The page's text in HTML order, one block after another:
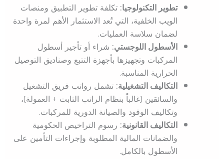
تطوير التكنولوجيا:تكلفة تطوير التطبيق ومنصات
الويب الخلفية، التي تُعد الاستثمار الأهم لمرة واحدة
لضمان سلاسة العمليات.
الأسطول اللوجستي:شراء أو تأجير أسطول
المركبات وتجهيزها بأجهزة التتبع وصناديق التوصيل
الحرارية المناسبة.
التكاليف التشغيلية:تشمل رواتب فريق التشغيل
والسائقين (غالباً بنظام الراتب الثابت + العمولة)،
وتكاليف الوقود والصيانة الدورية للمركبات.
التكاليف القانونية:رسوم التراخيص الحكومية
والضمانات المالية المطلوبة وإجراءات التأمين على
الأسطول بالكامل.